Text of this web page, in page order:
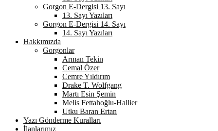
Gorgon E-Dergisi 13. Sayı
13. Sayı Yazıları
Gorgon E-Dergisi 14. Sayı
14. Sayı Yazıları
Hakkımızda
Gorgonlar
Arman Tekin
Cemal Özer
Cemre Yıldırım
Drake T. Wolfgang
Martı Esin Şemin
Melis Fettahoğlu-Hallier
Utku Baran Ertan
Yazı Gönderme Kuralları
İlanlarımız